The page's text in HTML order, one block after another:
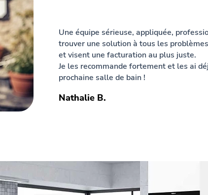
Une équipe sérieuse, appliquée,
trouver une solution à tous les
et visent une facturation au plus juste.
Je les recommande fortement et les ai
prochaine salle de bain !
Nathalie B.